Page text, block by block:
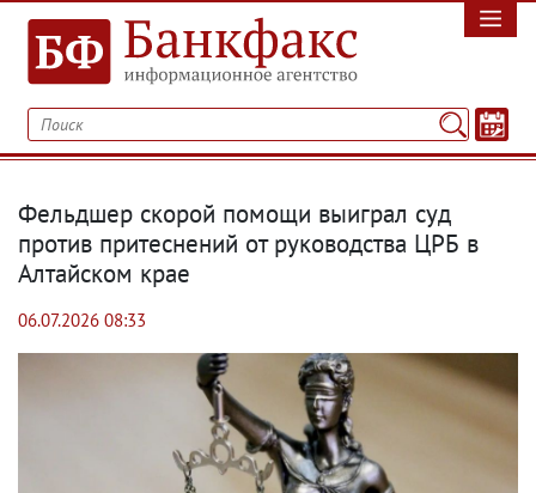
Фельдшер скорой помощи выиграл суд
против притеснений от руководства ЦРБ в
Алтайском крае
06.07.2026 08:33